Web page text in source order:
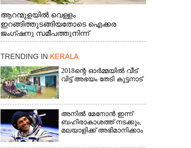
ആറന്മുളയിൽ വെള്ളം
ഇറങ്ങിത്തുടങ്ങിയതോടെ ഐക്കര
ജംഗ്ഷനു സമീപത്തുനിന്ന്
രക്ഷാപ്രവർത്തനത്തിന് കൊല്ലത്ത് നിന്ന്
തിരികെക്കൊണ്ടുപോകുന്നു.
TRENDING IN KERALA
2018ന്റെ ഓർമ്മയിൽ വീട്
വിട്ട് അഭയം തേടി കുട്ടനാട്
അനിൽ മേനോൻ ഇന്ന്
ബഹിരാകാശത്ത് നടക്കും,
മലയാളിക്ക് അഭിമാനിക്കാം